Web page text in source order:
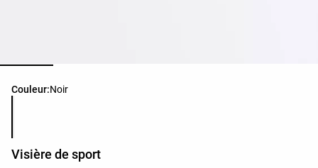
Couleur:Noir
Liste des couleurs du produit
Visière de sport